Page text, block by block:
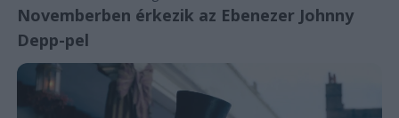
Novemberben érkezik az Ebenezer Johnny
Depp-pel